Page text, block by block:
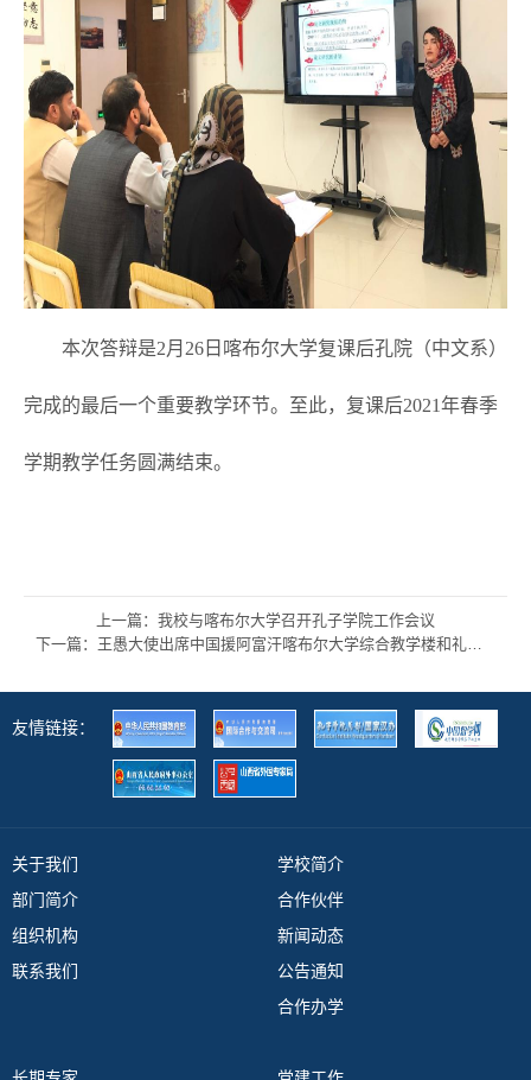
本次答辩是2月26日喀布尔大学复课后孔院（中文系）
完成的最后一个重要教学环节。至此，复课后2021年春季
学期教学任务圆满结束。
上一篇：我校与喀布尔大学召开孔子学院工作会议
友情链接：
关于我们
部门简介
组织机构
联系我们
学校简介
合作伙伴
新闻动态
公告通知
合作办学